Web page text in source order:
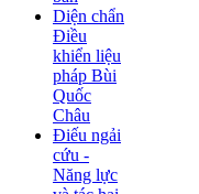
Diện chẩn
Điều
khiển liệu
pháp Bùi
Quốc
Châu
Điếu ngải
cứu -
Năng lực